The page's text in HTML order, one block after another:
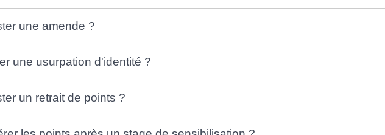
une amende ?
une usurpation d'identité ?
un retrait de points ?